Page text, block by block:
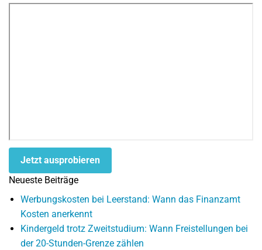
Jetzt ausprobieren
Neueste Beiträge
Werbungskosten bei Leerstand: Wann das Finanzamt
Kosten anerkennt
Kindergeld trotz Zweitstudium: Wann Freistellungen bei
der 20-Stunden-Grenze zählen